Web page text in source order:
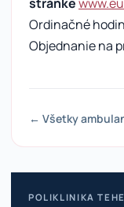
Ordinačné
Objednanie na
← Všetky
POLIKLINIKA